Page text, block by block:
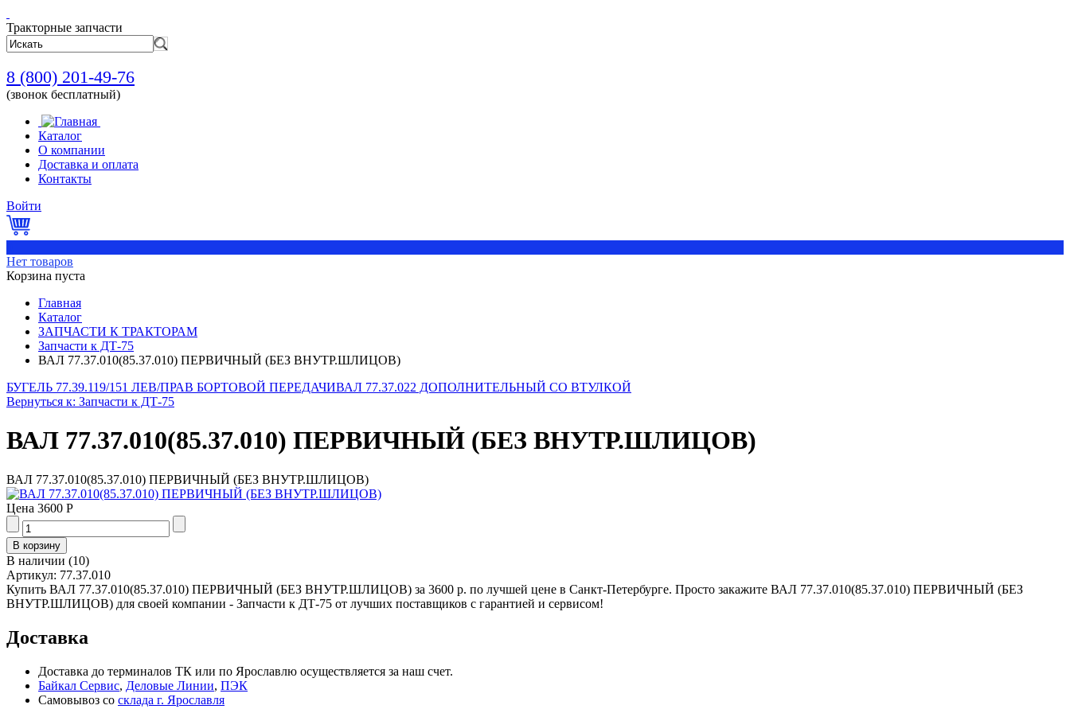
Тракторные запчасти
8 (800) 201-49-76
(звонок бесплатный)
Каталог
О компании
Доставка и оплата
Контакты
Войти
Нет товаров
Корзина пуста
Главная
Каталог
ЗАПЧАСТИ К ТРАКТОРАМ
Запчасти к ДТ-75
ВАЛ 77.37.010(85.37.010) ПЕРВИЧНЫЙ (БЕЗ ВНУТР.ШЛИЦОВ)
БУГЕЛЬ 77.39.119/151 ЛЕВ/ПРАВ БОРТОВОЙ ПЕРЕДАЧИВАЛ 77.37.022 ДОПОЛНИТЕЛЬНЫЙ СО ВТУЛКОЙ
Вернуться к: Запчасти к ДТ-75
ВАЛ 77.37.010(85.37.010) ПЕРВИЧНЫЙ (БЕЗ ВНУТР.ШЛИЦОВ)
ВАЛ 77.37.010(85.37.010) ПЕРВИЧНЫЙ (БЕЗ ВНУТР.ШЛИЦОВ)
Цена 3600 Р
В наличии (10)
Артикул: 77.37.010
Купить ВАЛ 77.37.010(85.37.010) ПЕРВИЧНЫЙ (БЕЗ ВНУТР.ШЛИЦОВ) за 3600 р. по лучшей цене в Санкт-Петербурге. Просто закажите ВАЛ 77.37.010(85.37.010) ПЕРВИЧНЫЙ (БЕЗ
ВНУТР.ШЛИЦОВ) для своей компании - Запчасти к ДТ-75 от лучших поставщиков с гарантией и сервисом!
Доставка
Доставка до терминалов ТК или по Ярославлю осуществляется за наш счет.
Байкал Сервис, Деловые Линии, ПЭК
Самовывоз со склада г. Ярославля